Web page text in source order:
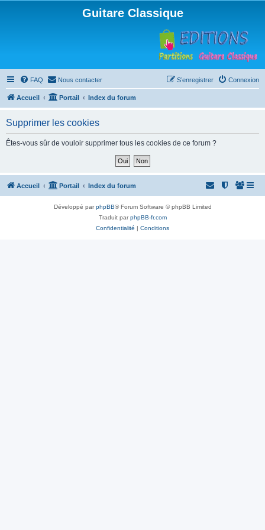
Guitare Classique
FAQ Nous contacter Connexion
S’enregistrer
Accueil Portail Index du forum
Supprimer les cookies
Êtes-vous sûr de vouloir supprimer tous les cookies de ce forum ?
Accueil Portail Index du forum
Développé parphpBB® Forum Software © phpBB Limited
Traduit parphpBB-fr.com
Confidentialité | Conditions